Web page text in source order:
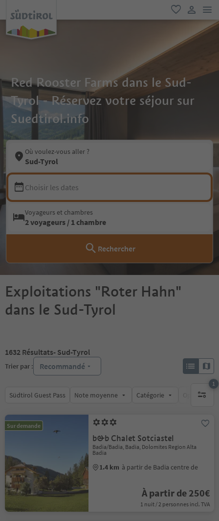
favori
lien
Red Rooster Farms dans le Sud-
Tyrol - Réservez votre séjour sur
Suedtirol.info
Où voulez-vous aller ?
Sud-Tyrol
Choisir les dates
Voyageurs et chambres
2 voyageurs / 1 chambre
Rechercher
Exploitations "Roter Hahn"
dans le Sud-Tyrol
1632 Résultats- Sud-Tyrol
Trier par : Recommandé
Südtirol Guest Pass Note moyenne Catégorie Options de
1
1 filtre
Sur demande
b&b Chalet Sotciastel
Badia/Badia, Badia, Dolomites Region Alta
Badia
1.4 km à partir de Badia centre de
À partir de 250€
1 nuit / 2 personnes incl. TVA